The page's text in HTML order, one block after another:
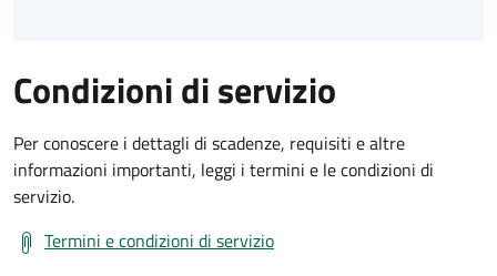
Condizioni di servizio
Per conoscere i dettagli di scadenze, requisiti e altre
informazioni importanti, leggi i termini e le condizioni di
servizio.
Termini e condizioni di servizio